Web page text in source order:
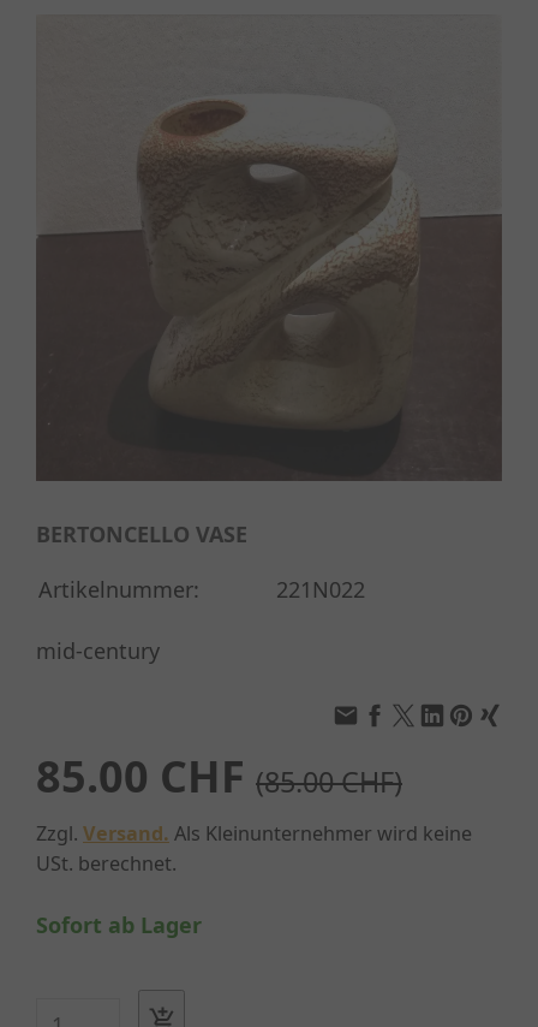
BERTONCELLO VASE
Artikelnummer:
221N022
mid-century
85.00 CHF (85.00 CHF)
Zzgl. Versand. Als Kleinunternehmer wird keine
USt. berechnet.
Sofort ab Lager